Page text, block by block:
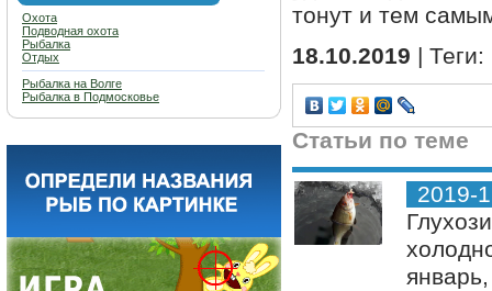
Охота
Подводная охота
Рыбалка
Отдых
Рыбалка на Волге
Рыбалка в Подмосковье
тонут и тем
18.10.2019 | Теги:
Статьи по теме
2019-